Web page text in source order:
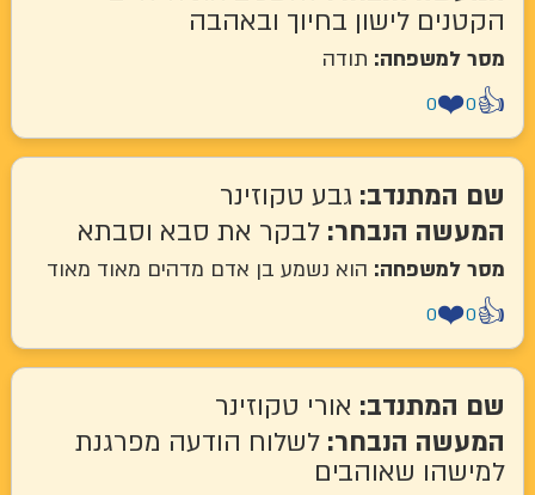
הקטנים לישון בחיוך ובאהבה
מסר למשפחה: תודה
👍
0
❤️
0
שם המתנדב: גבע טקוזינר
המעשה הנבחר: לבקר את סבא וסבתא
מסר למשפחה: הוא נשמע בן אדם מדהים מאוד מאוד
👍
0
❤️
0
שם המתנדב: אורי טקוזינר
המעשה הנבחר: לשלוח הודעה מפרגנת
למישהו שאוהבים